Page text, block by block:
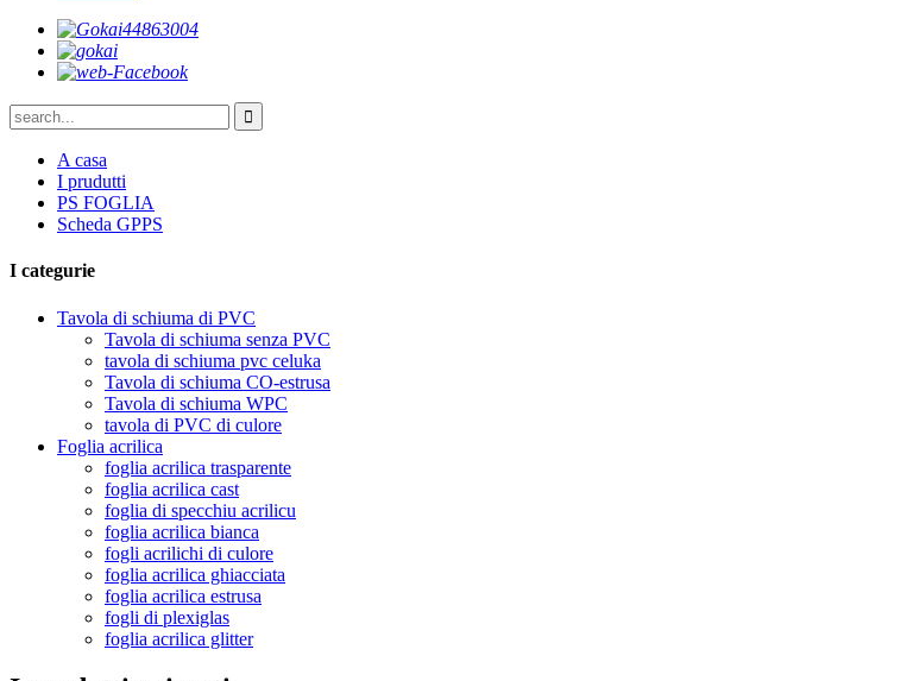
A casa
I prudutti
PS FOGLIA
Scheda GPPS
I categurie
Tavola di schiuma di PVC
Tavola di schiuma senza PVC
tavola di schiuma pvc celuka
Tavola di schiuma CO-estrusa
Tavola di schiuma WPC
tavola di PVC di culore
Foglia acrilica
foglia acrilica trasparente
foglia acrilica cast
foglia di specchiu acrilicu
foglia acrilica bianca
fogli acrilichi di culore
foglia acrilica ghiacciata
foglia acrilica estrusa
fogli di plexiglas
foglia acrilica glitter